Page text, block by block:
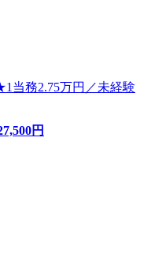
当務2.75万円／未経験
円